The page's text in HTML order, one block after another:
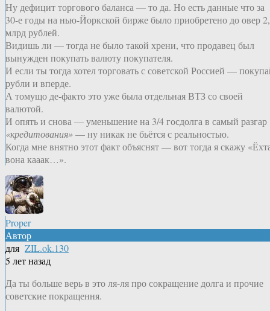
Ну дефицит торгового баланса — то да. Но есть данные что за
30-е годы на нью-Йоркской бирже было приобретено до овер
млрд рублей.
Видишь ли — тогда не было такой хрени, что продавец был
вынужден покупать валюту покупателя.
И если ты тогда хотел торговать с советской Россией —
рубли и вперде.
А томущо де-факто это уже была отдельная ВТЗ со своей
валютой.
И опять и снова — уменьшение на 3/4 госдолга в самый разгар
«кредитования» — ну никак не бьётся с реальностью.
Когда мне внятно этот факт объяснят — вот тогда я скажу
вона кааак…».
Proper
Автор
для ZIL.ok.130
5 лет назад
Да ты больше верь в это ля-ля про сокращение долга и прочие
советские покращення.